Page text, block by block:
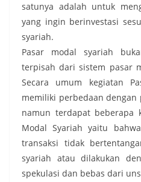
satunya adalah untuk
yang ingin berinvestasi
syariah.
Pasar modal syariah
terpisah dari sistem pasar
Secara umum kegiatan
memiliki perbedaan dengan
namun terdapat beberapa
Modal Syariah yaitu
transaksi tidak
syariah atau dilakukan
spekulasi dan bebas dari